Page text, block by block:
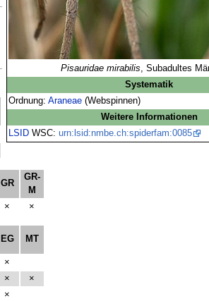
Pisauridae mirabilis, Subadultes
Systematik
Ordnung: Araneae(Webspinnen)
Weitere Informationen
LSIDWSC: urn:lsid:nmbe.ch:spiderfam:0085
GR
GR-
M
× ×
EG MT
×
×
×
×